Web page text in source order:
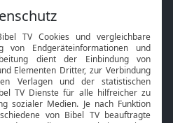
Mobile App
Smart TV
HbbTV
Bibelthek Online-Bibel
Nächster Gottesdienst